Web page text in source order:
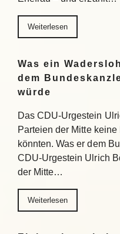
Weiterlesen
Was ein
dem
würde
Das CDU-Urgestein
Parteien der Mitte
könnten. Was er dem
CDU-Urgestein Ulrich
der Mitte…
Weiterlesen